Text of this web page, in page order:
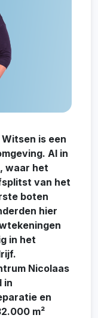
is een
Al in
waar het
van het
boten
hier
in het
Nicolaas
in
en
m²